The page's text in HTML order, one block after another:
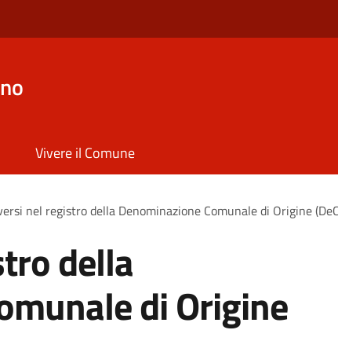
Vivere il Comune
nel registro della Denominazione Comunale di Origine
della
di Origine